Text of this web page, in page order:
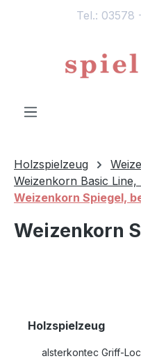
Tel.: 03578
Holzspielzeug
Weizenkorn Basic
Weizenkorn Spiegel,
Weizenkorn
Holzspielzeug
alsterkontec Griff-